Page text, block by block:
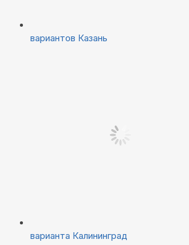
вариантов Казань
варианта Калининград